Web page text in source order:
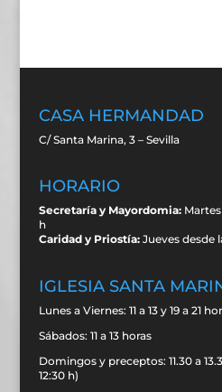
CASA HERMANDAD
C/ Santa Marina, 3 – Sevilla
HORARIO
Secretaría y Mayordomia:Martes
h
Caridad y Priostía:Jueves desde
IGLESIA SANTA
Lunes a Viernes: 11 a 13 y 19 a 21
Sábados: 11 a 13 horas
Domingos y preceptos: 11.30 a
12:30 h)